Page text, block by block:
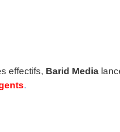
effectifs, Barid Media
.